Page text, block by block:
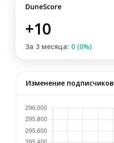
DuneScore
+10
За 3 месяца: 0 (0%)
Изменение подписчиков